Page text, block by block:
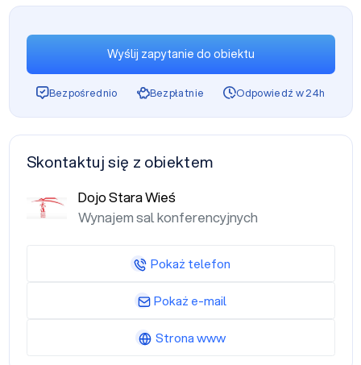
Wyślij zapytanie do obiektu
Bezpośrednio Bezpłatnie Odpowiedź w 24h
Skontaktuj się z obiektem
Dojo Stara Wieś
Wynajem sal konferencyjnych
Pokaż telefon
Pokaż e-mail
Strona www